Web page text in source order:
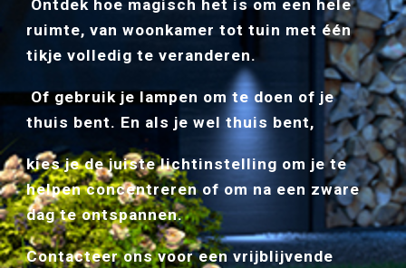
ruimte, van woonkamer tot tuin met één
tikje volledig te veranderen.
Of gebruik je lampen om te doen of je
thuis bent. En als je wel thuis bent,
kies je de juiste lichtinstelling om je te
helpen concentreren of om na een zware
dag te ontspannen.
Contacteer ons voor een vrijblijvende